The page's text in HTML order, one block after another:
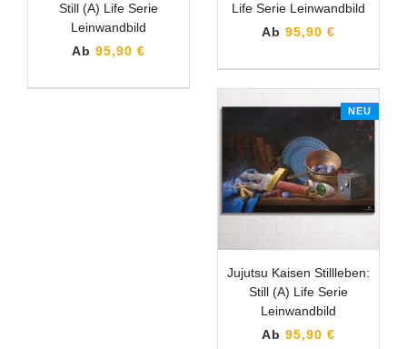
Still (A) Life Serie
Leinwandbild
Ab 95,90 €
Life Serie Leinwandbild
Ab 95,90 €
NEU
Jujutsu Kaisen Stillleben:
Still (A) Life Serie
Leinwandbild
Ab 95,90 €